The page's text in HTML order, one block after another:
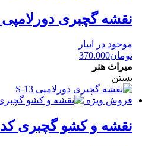
نقشه گچبری دورلامپی S-13
موجود در انبار
تومان370.000
میراث هنر
بستن
فروش ویژه
نقشه و کشو گچبری کد H-122